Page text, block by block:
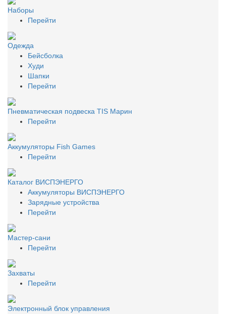
Наборы
Перейти
Одежда
Бейсболка
Худи
Шапки
Перейти
Пневматическая подвеска TIS Марин
Перейти
Аккумуляторы Fish Games
Перейти
Каталог ВИСПЭНЕРГО
Аккумуляторы ВИСПЭНЕРГО
Зарядные устройства
Перейти
Мастер-сани
Перейти
Захваты
Перейти
Электронный блок управления